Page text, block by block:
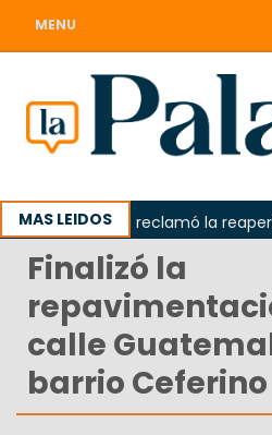
MENU
MAS LEIDOS
Odarda reclamó la reapertura
Finalizó la
calle
barrio Ceferino